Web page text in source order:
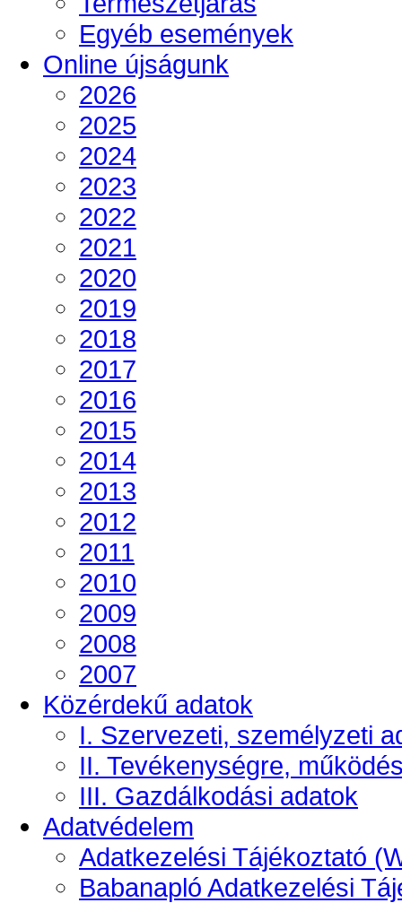
Egyéb események
Online újságunk
2026
2025
2024
2023
2022
2021
2020
2019
2018
2017
2016
2015
2014
2013
2012
2011
2010
2009
2008
2007
Közérdekű adatok
I. Szervezeti, személyzeti
II. Tevékenységre,
III. Gazdálkodási adatok
Adatvédelem
Adatkezelési Tájékoztató
Babanapló Adatkezelési